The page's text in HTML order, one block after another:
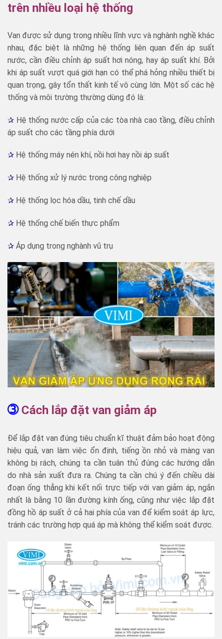
trên nhiều loại hệ thống
Van được sử dụng trong nhiều lĩnh vực và nghành nghề khác
nhau, đặc biệt là những hệ thống liên quan đến áp suất
nước, cần điều chỉnh áp suất hơi nóng, hay áp suất khí. Bởi
khi áp suất vượt quá giới hạn có thể phá hỏng nhiều thiết bị
quan trọng, gây tổn thất kinh tế vô cùng lớn. Một số các hệ
thống và môi trường thường dùng đó là:
✰ Hệ thống nước cấp của các tòa nhà cao tầng, điều chỉnh
áp suất cho các tầng phía dưới
✰ Hệ thống máy nén khí, nồi hơi hay nồi áp suất
✰ Hệ thống xử lý nước trong công nghiệp
✰ Hệ thống lọc hóa dầu, tinh chế dầu
✰ Hệ thống chế biến thực phẩm
✰ Áp dụng trong nghành vũ trụ
➂ Cách lắp đặt van giảm áp
Để lắp đặt van đúng tiêu chuẩn kĩ thuật đảm bảo hoạt động
hiệu quả, van làm việc ổn định, tiếng ồn nhỏ và màng van
không bị rách, chúng ta cần tuân thủ đúng các hướng dẫn
do nhà sản xuất đưa ra. Chúng ta cần chú ý đến chiều dài
đoạn ống thẳng khi kết nối trực tiếp với van giảm áp, ngắn
nhất là bằng 10 lần đường kính ống, cũng như việc lắp đặt
đồng hồ áp suất ở cả hai phía của van để kiểm soát áp lực,
tránh các trường hợp quá áp mà không thể kiểm soát được.